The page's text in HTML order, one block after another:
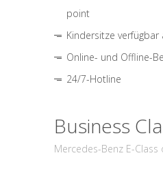
point
Kindersitze verfügbar
Online- und Offline-
24/7-Hotline
Business
Mercedes-Benz E-